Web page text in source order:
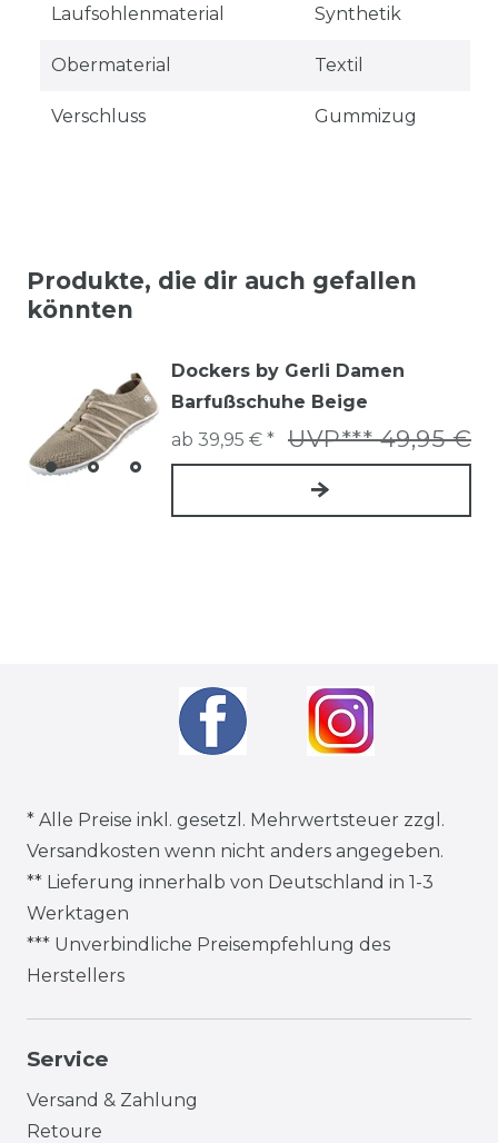
Laufsohlenmaterial Synthetik
Obermaterial Textil
Verschluss Gummizug
Produkte, die dir auch gefallen
könnten
Dockers by Gerli Damen
Barfußschuhe Beige
UVP*** 49,95 €
ab 39,95 € *
* Alle Preise inkl. gesetzl. Mehrwertsteuer zzgl.
Versandkosten wenn nicht anders angegeben.
** Lieferung innerhalb von Deutschland in 1-3
Werktagen
*** Unverbindliche Preisempfehlung des
Herstellers
Service
Versand & Zahlung
Retoure